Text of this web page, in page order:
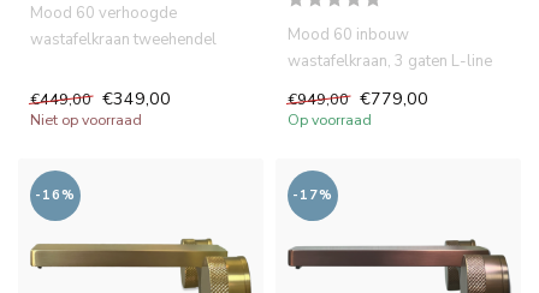
Mood 60 verhoogde
wastafelkraan tweehendel
handvatten. Wat...
€449,00 €349,00
Niet op voorraad
Mood 60 inbouw
wastafelkraan, 3 gaten L-line
inbouwdie...
€949,00 €779,00
Op voorraad
-16% -17%